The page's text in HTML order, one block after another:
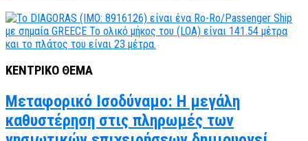
ΚΕΝΤΡΙΚΟ ΘΕΜΑ
Μεταφορικό Ισοδύναμο: Η μεγάλη
καθυστέρηση στις πληρωμές των